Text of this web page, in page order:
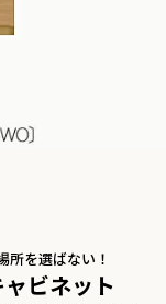
所を選ばない！
ビネット